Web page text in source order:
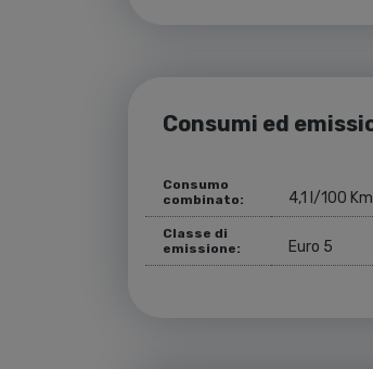
Consumi ed
Consumo
combinato:
4,1 l/100 Km
Classe di
emissione:
Euro 5